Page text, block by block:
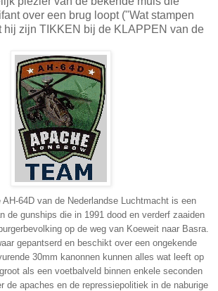
over een brug loopt ("Wat stampen
hij zijn TIKKEN bij de KLAPPEN van de
AH-64D van de Nederlandse Luchtmacht is een
de gunships die in 1991 dood en verderf zaaiden
op de weg van Koeweit naar Basra.
gepantserd en beschikt over een ongekende
30mm kanonnen kunnen alles wat leeft op
als een voetbalveld binnen enkele seconden
de apaches en de repressiepolitiek in de naburige